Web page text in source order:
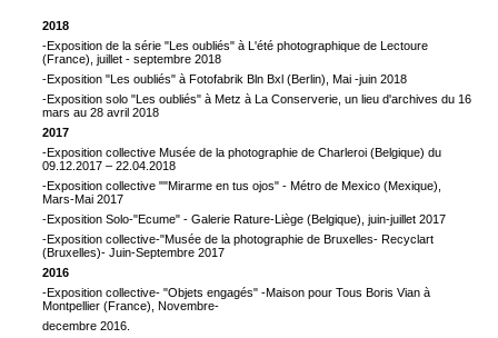
2018
-Exposition de la série "Les oubliés" à L'été photographique de Lectoure
(France), juillet - septembre 2018
-Exposition "Les oubliés" à Fotofabrik Bln Bxl (Berlin), Mai -juin 2018
-Exposition solo "Les oubliés" à Metz à La Conserverie, un lieu d'archives du 16
mars au 28 avril 2018
2017
-Exposition collective Musée de la photographie de Charleroi (Belgique) du
09.12.2017 – 22.04.2018
-Exposition collective ""Mirarme en tus ojos" - Métro de Mexico (Mexique),
Mars-Mai 2017
-Exposition Solo-"Ecume" - Galerie Rature-Liège (Belgique), juin-juillet 2017
-Exposition collective-"Musée de la photographie de Bruxelles- Recyclart
(Bruxelles)- Juin-Septembre 2017
2016
-Exposition collective- "Objets engagés" -Maison pour Tous Boris Vian à
Montpellier (France), Novembre-
decembre 2016.